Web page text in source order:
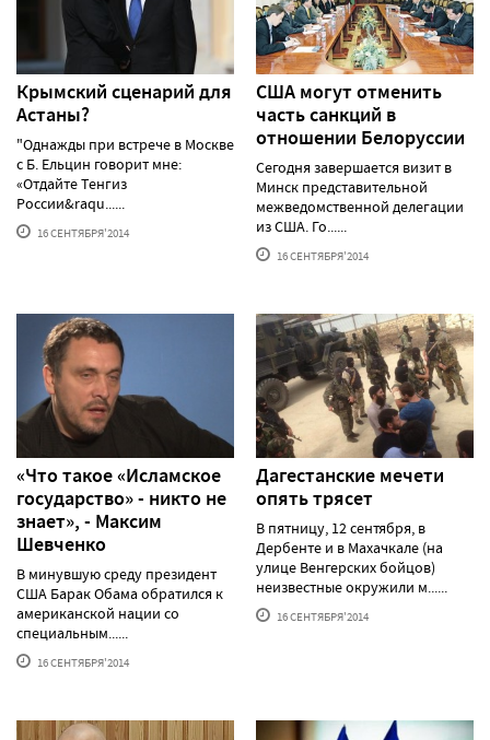
Крымский сценарий для
Астаны?
"Однажды при встрече в Москве
с Б. Ельцин говорит мне:
«Отдайте Тенгиз
России&raqu......
16 СЕНТЯБРЯ'2014
США могут отменить
часть санкций в
отношении Белоруссии
Сегодня завершается визит в
Минск представительной
межведомственной делегации
из США. Го......
16 СЕНТЯБРЯ'2014
«Что такое «Исламское
государство» - никто не
знает», - Максим
Шевченко
В минувшую среду президент
США Барак Обама обратился к
американской нации со
специальным......
16 СЕНТЯБРЯ'2014
Дагестанские мечети
опять трясет
В пятницу, 12 сентября, в
Дербенте и в Махачкале (на
улице Венгерских бойцов)
неизвестные окружили м......
16 СЕНТЯБРЯ'2014